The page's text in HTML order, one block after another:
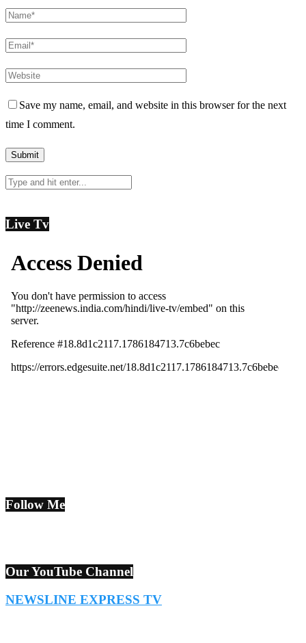
Save my name, email, and website in this browser for the next
time I comment.
Live Tv
Follow Me
Our YouTube Channel
NEWSLINE EXPRESS TV